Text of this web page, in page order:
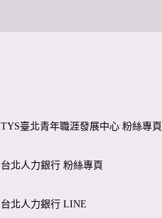
TYS臺北青年職涯發展中心 粉絲專頁
台北人力銀行 粉絲專頁
台北人力銀行 LINE